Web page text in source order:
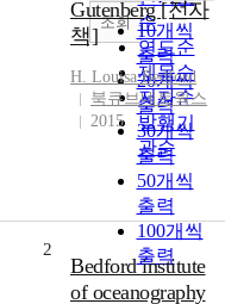
순
연도순
제목순
저자순
발행기
관순
10개씩
출력
20개씩
출력
30개씩
출력
50개씩
출력
100개씩
출력
조회
Gutenberg [전자
책]
H. LouisaBedford
북큐브네트웍스
2015
2
Bedford institute
of oceanography